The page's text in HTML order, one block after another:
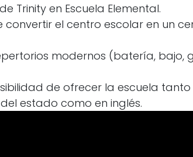
Trinity en Escuela Elemental.
convertir el centro escolar en un
modernos (batería, bajo,
de ofrecer la escuela
estado como en inglés.